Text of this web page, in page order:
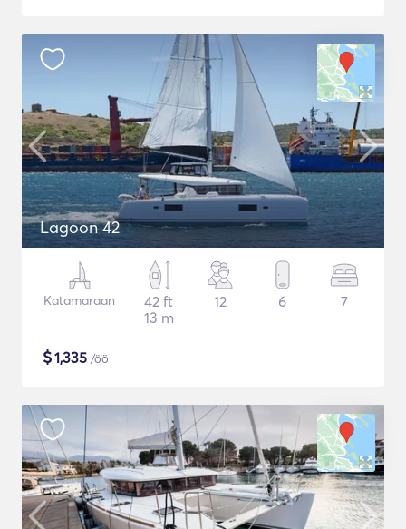
Lagoon 42
Katamaraan
42 ft
13 m
12 6 7
$1,335 /öö